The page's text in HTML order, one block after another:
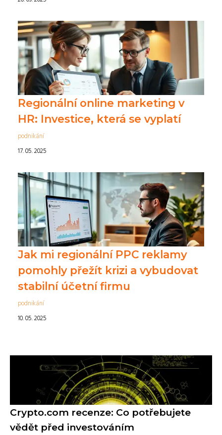
Regionální online marketing v
HR: Investice, která se vyplatí
podnikání
17. 05. 2025
Jak mi regionální PPC reklamy
pomohly přežít krizi a vybudovat
stabilní účetní firmu
podnikání
10. 05. 2025
Crypto.com recenze: Co potřebujete
vědět před investováním